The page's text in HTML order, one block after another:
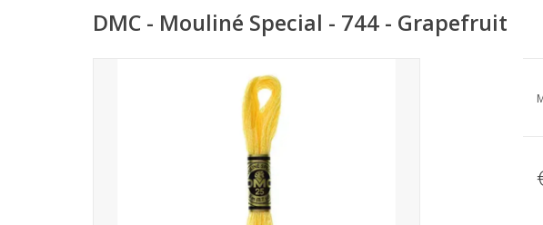
DMC - Mouliné Special - 744 - Grapefruit